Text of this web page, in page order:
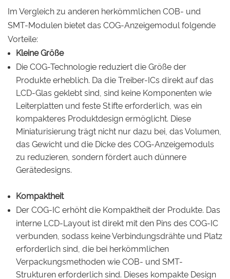
Im Vergleich zu anderen herkömmlichen COB- und
SMT-Modulen bietet das COG-Anzeigemodul folgende
Vorteile:
Kleine Größe
Die COG-Technologie reduziert die Größe der
Produkte erheblich. Da die Treiber-ICs direkt auf das
LCD-Glas geklebt sind, sind keine Komponenten wie
Leiterplatten und feste Stifte erforderlich, was ein
kompakteres Produktdesign ermöglicht. Diese
Miniaturisierung trägt nicht nur dazu bei, das Volumen,
das Gewicht und die Dicke des COG-Anzeigemoduls
zu reduzieren, sondern fördert auch dünnere
Gerätedesigns.
Kompaktheit
Der COG-IC erhöht die Kompaktheit der Produkte. Das
interne LCD-Layout ist direkt mit den Pins des COG-IC
verbunden, sodass keine Verbindungsdrähte und Platz
erforderlich sind, die bei herkömmlichen
Verpackungsmethoden wie COB- und SMT-
Strukturen erforderlich sind. Dieses kompakte Design